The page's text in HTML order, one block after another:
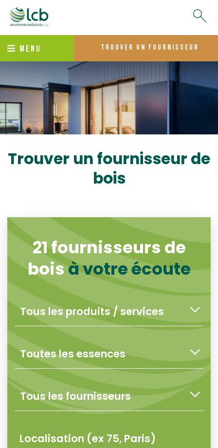
MENU trouver un fournisseur
Trouver un fournisseur de
bois
21fournisseurs de
boisà votre écoute